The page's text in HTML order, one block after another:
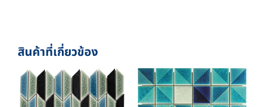
SPECIAL SHAPE :
สินค้าที่เกี่ยวข้อง